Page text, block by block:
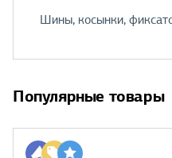
Шины, косынки,
Популярные товары